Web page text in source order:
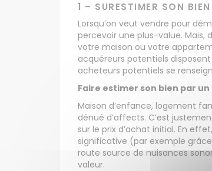
1 – SURESTIMER SON
Lorsqu’on veut vendre pour
percevoir une plus-value. Mais,
votre maison ou votre
acquéreurs potentiels
acheteurs potentiels se
Faire estimer son bien par
Maison d’enfance, logement
dénué d’affects. C’est
sur le prix d’achat initial. En
significative (par exemple
route source de nuisances
valeur.